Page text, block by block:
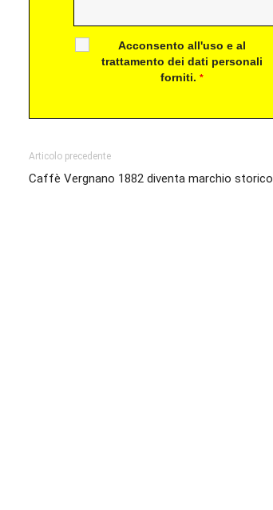
Acconsento all'uso e al
trattamento dei dati personali
forniti.*
Articolo precedente
Caffè Vergnano 1882 diventa marchio storico